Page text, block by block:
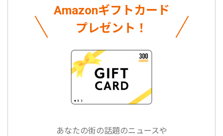
Amazonギフトカード
プレゼント！
あなたの街の話題のニュースや